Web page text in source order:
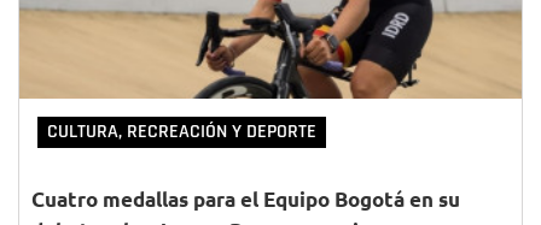
CULTURA, RECREACIÓN Y DEPORTE
Cuatro medallas para el Equipo Bogotá en su